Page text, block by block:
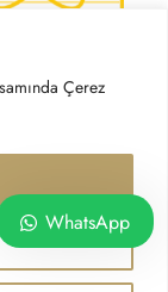
Çerez
WhatsApp